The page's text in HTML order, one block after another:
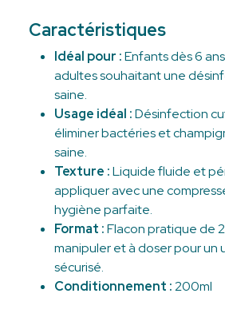
Caractéristiques
Idéal pour :Enfants dès 6
adultes souhaitant une
saine.
Usage idéal :Désinfection
éliminer bactéries et
saine.
Texture :Liquide fluide et
appliquer avec une
hygiène parfaite.
Format :Flacon pratique de
manipuler et à doser pour un
sécurisé.
Conditionnement :200ml